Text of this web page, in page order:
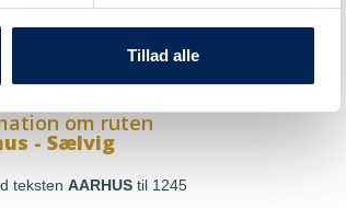
Tillad alle
bekræftelse på din tilmelding.
om ruten
- Sælvig
teksten AARHUStil 1245